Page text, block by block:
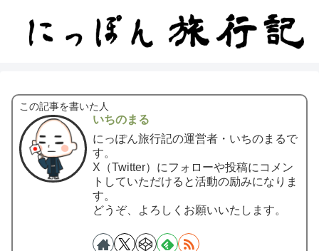
この記事を書いた人
いちのまる
にっぽん旅行記の運営者・いちのまるで
す。
X（Twitter）にフォローや投稿にコメン
トしていただけると活動の励みになりま
す。
どうぞ、よろしくお願いいたします。